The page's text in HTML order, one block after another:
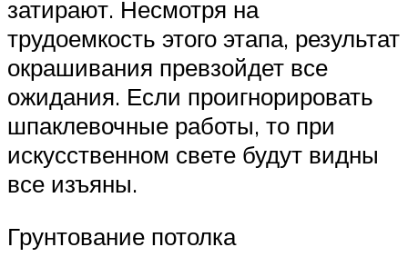
затирают. Несмотря на
трудоемкость этого этапа, результат
окрашивания превзойдет все
ожидания. Если проигнорировать
шпаклевочные работы, то при
искусственном свете будут видны
все изъяны.
Грунтование потолка